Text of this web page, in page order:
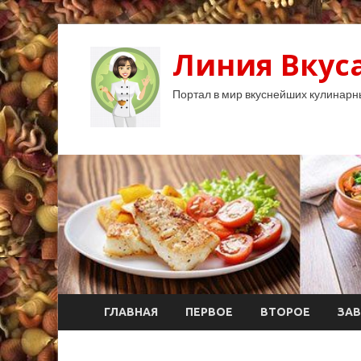
Линия
Портал в мир вкуснейших
ГЛАВНАЯ ПЕРВОЕ ВТОРОЕ